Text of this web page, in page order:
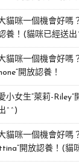
貓咪一個機會好嗎
養！(貓咪已經送出
貓咪一個機會好嗎
開放認養！
小女生“萊莉-
^^)
貓咪一個機會好嗎
開放認養！(貓